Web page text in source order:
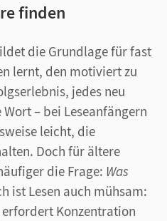
finden
die Grundlage für fast
lernt, den motiviert zu
jedes neu
– bei Leseanfängern
leicht, die
Doch für ältere
die Frage: Was
ist Lesen auch mühsam:
erfordert Konzentration